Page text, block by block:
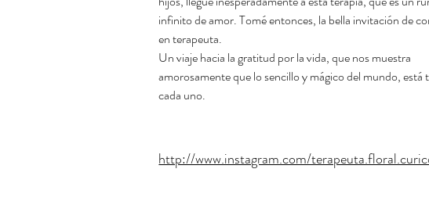
infinito de amor. Tomé entonces, la bella invitación de
en terapeuta.
Un viaje hacia la gratitud por la vida, que nos muestra
amorosamente que lo sencillo y mágico del mundo, está
cada uno.
http://www.instagram.com/